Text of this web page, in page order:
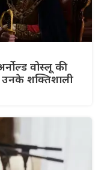
वोस्लू की
शक्तिशाली